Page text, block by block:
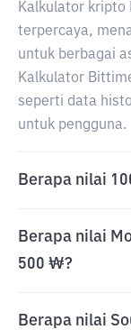
Kalkulator kripto
terpercaya,
untuk berbagai
Kalkulator
seperti data
untuk pengguna.
Berapa nilai
Berapa nilai
500 ₩?
Berapa nilai